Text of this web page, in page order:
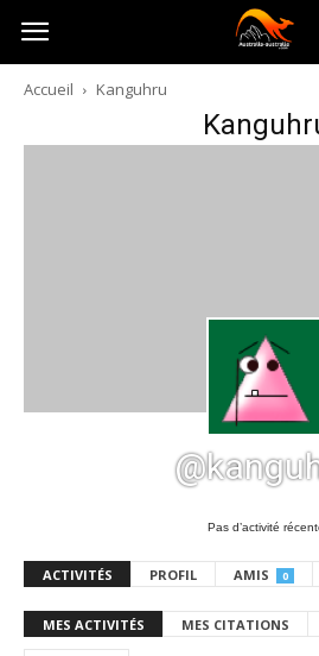
Australia-
australie.com
Accueil Kanguhru
Pas d’activité
ACTIVITÉS PROFIL AMIS 0
MES ACTIVITÉS MES CITATIONS